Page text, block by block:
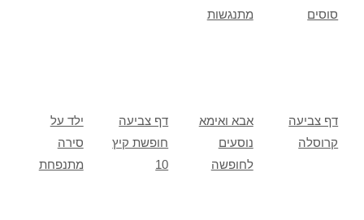
מתנגשות
סוסים
ילד על
סירה
מתנפחת
דף צביעה
חופשת קיץ
10
אבא ואימא
נוסעים
לחופשה
דף צביעה
קרוסלה